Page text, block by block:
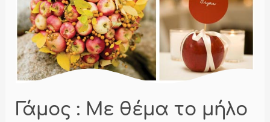
Γάμος : Με θέμα το μήλο